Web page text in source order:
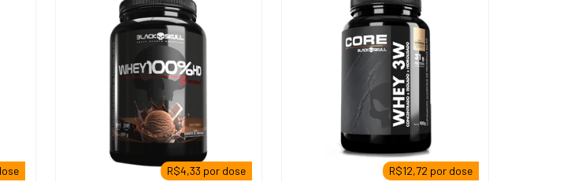
R$4,33 por dose
R$12,72 por dose